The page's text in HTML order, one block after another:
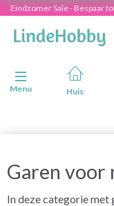
Eindzomer Sale - Bespaar
Navigatie in-/uitschakelen
Menu
Huis
Garen voor
In deze categorie met